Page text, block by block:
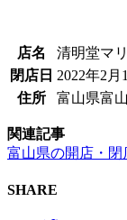
店名
清明堂マ
閉店日 2022年2月
住所
富山県富
関連記事
富山県の開店・閉
SHARE